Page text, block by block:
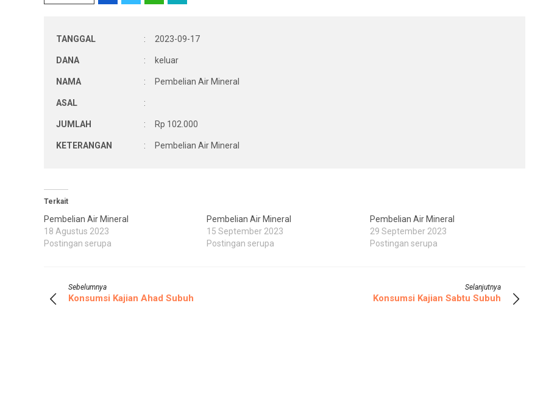
TANGGAL : 2023-09-17
DANA : keluar
NAMA : Pembelian Air Mineral
ASAL :
JUMLAH : Rp 102.000
KETERANGAN : Pembelian Air Mineral
Terkait
Pembelian Air Mineral
18 Agustus 2023
Postingan serupa
Pembelian Air Mineral
15 September 2023
Postingan serupa
Pembelian Air Mineral
29 September 2023
Postingan serupa
Sebelumnya
Konsumsi Kajian Ahad Subuh
Selanjutnya
Konsumsi Kajian Sabtu Subuh